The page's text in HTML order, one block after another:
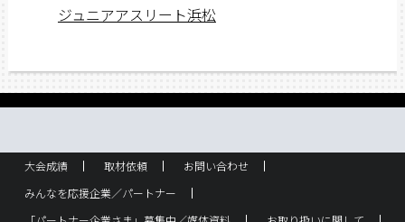
ジュニアアスリート浜松
大会成績 取材依頼
お問い合わせ
みんなを応援企業／パートナー